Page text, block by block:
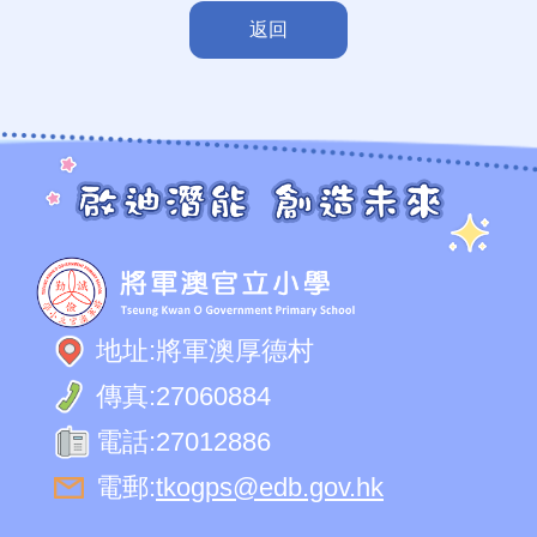
返回
地址:將軍澳厚德村
傳真:27060884
電話:27012886
電郵:tkogps@edb.gov.hk